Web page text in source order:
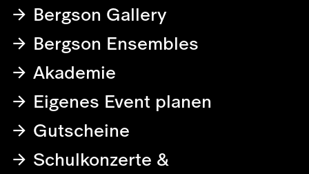
Bergson Gallery
Bergson Ensembles
Akademie
Eigenes Event planen
Gutscheine
Schulkonzerte &